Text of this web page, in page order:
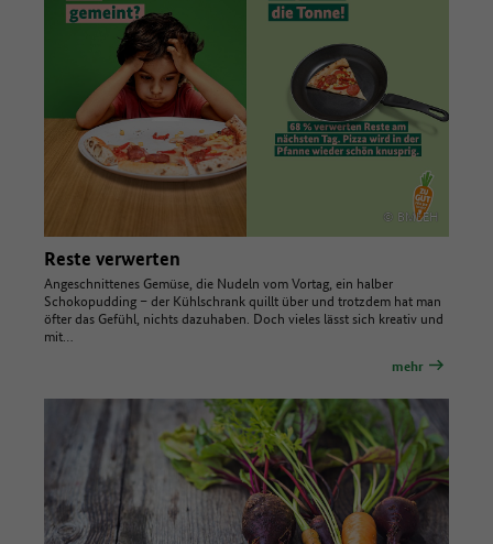
© BMLEH
Reste verwerten
Angeschnittenes Gemüse, die Nudeln vom Vortag, ein halber
Schokopudding – der Kühlschrank quillt über und trotzdem hat man
öfter das Gefühl, nichts dazuhaben. Doch vieles lässt sich kreativ und
mit…
mehr